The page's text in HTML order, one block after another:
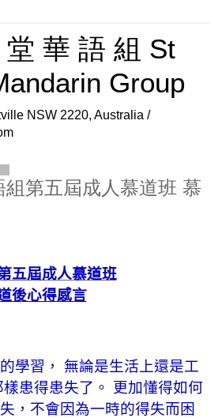
華 語 組 St
Group
NSW 2220, Australia /
組第五屆成人慕道班 慕
五屆成人慕道班
後心得感言
學習，
無論是生活上還是工
患得患失了。 更加懂得如何
，不會因為一時的得失而困